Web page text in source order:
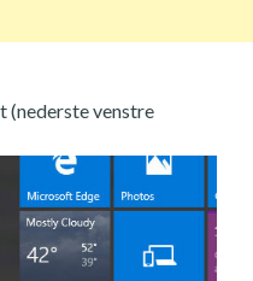
venstre